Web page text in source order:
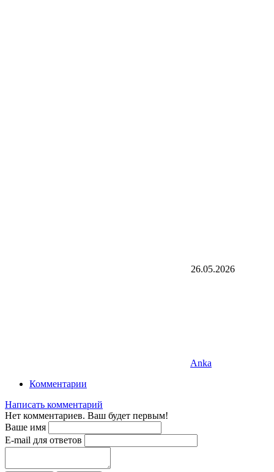
26.05.2026
Anka
Комментарии
Написать комментарий
Нет комментариев. Ваш будет первым!
Ваше имя
E-mail для ответов